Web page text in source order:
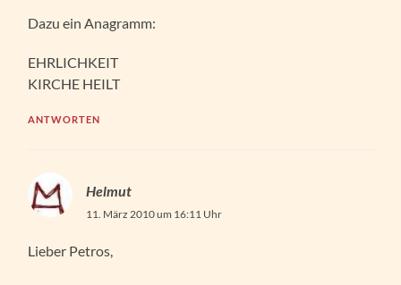
Dazu ein Anagramm:
EHRLICHKEIT
KIRCHE HEILT
ANTWORTEN
Helmut
11. März 2010 um 16:11 Uhr
Lieber Petros,